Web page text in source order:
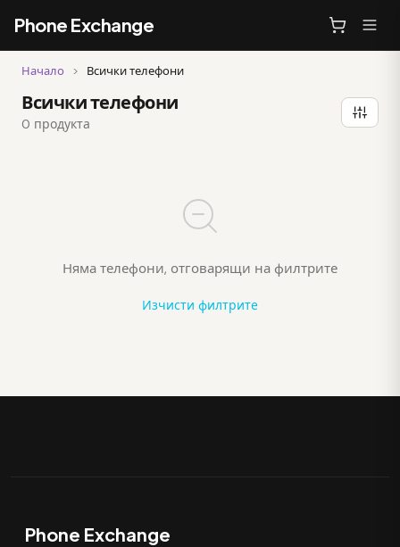
Phone Exchange
Начало > Всички телефони
Всички телефони
0 продукта
Няма телефони, отговарящи на филтрите
Изчисти филтрите
Phone Exchange